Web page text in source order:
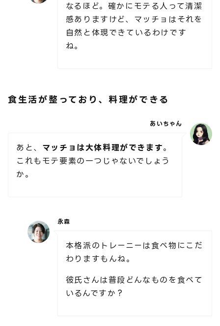
なるほど。確かにモテる人って清潔
感ありますけど、マッチョはそれを
自然と体現できているわけです
ね。
食生活が整っており、料理ができる
あいちゃん
あと、 マッチョは大体料理ができます。
これもモテ要素の一つじゃないでしょう
か。
永森
本格派のトレーニーは食べ物にこだ
わりますもんね。
彼氏さんは普段どんなものを食べて
いるんですか？